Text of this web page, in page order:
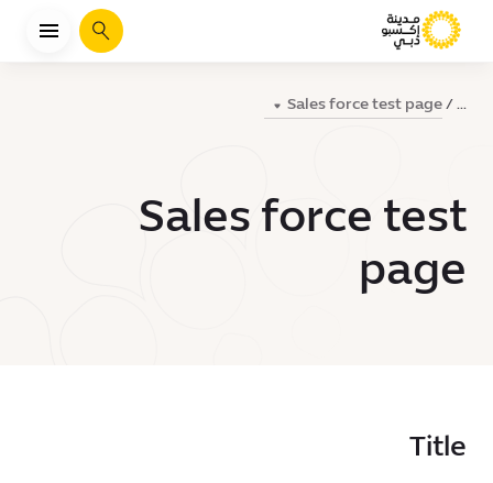
يبحث
...
Sales force test page
Sales force test
page
Title